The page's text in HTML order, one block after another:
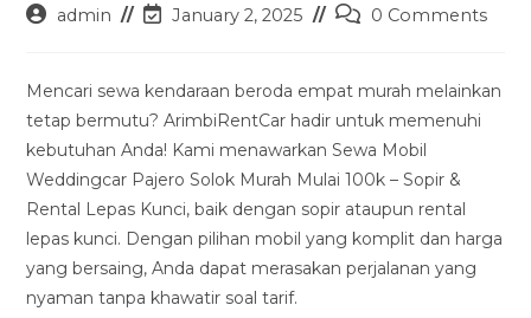
Postadmin
PostJanuary 2, 2025
Post0 Comments
Mencari sewa kendaraan beroda empat murah melainkan
tetap bermutu? ArimbiRentCar hadir untuk memenuhi
kebutuhan Anda! Kami menawarkan Sewa Mobil
Weddingcar Pajero Solok Murah Mulai 100k – Sopir &
Rental Lepas Kunci, baik dengan sopir ataupun rental
lepas kunci. Dengan pilihan mobil yang komplit dan harga
yang bersaing, Anda dapat merasakan perjalanan yang
nyaman tanpa khawatir soal tarif.